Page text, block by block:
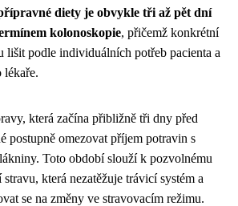
diety je obvykle tři až pět dní
kolonoskopie, přičemž konkrétní
lišit podle individuálních potřeb pacienta a
lékaře.
která začína přibližně tři dny před
postupně omezovat příjem potravin s
Toto období slouží k pozvolnému
která nezatěžuje trávicí systém a
se na změny ve stravovacím režimu.